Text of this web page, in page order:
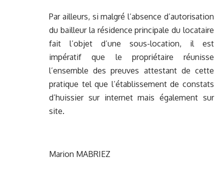
Par ailleurs, si malgré l’absence d’autorisation
du bailleur la résidence principale du locataire
fait l’objet d’une sous-location, il est
impératif que le propriétaire réunisse
l’ensemble des preuves attestant de cette
pratique tel que l’établissement de constats
d’huissier sur internet mais également sur
site.
Marion MABRIEZ